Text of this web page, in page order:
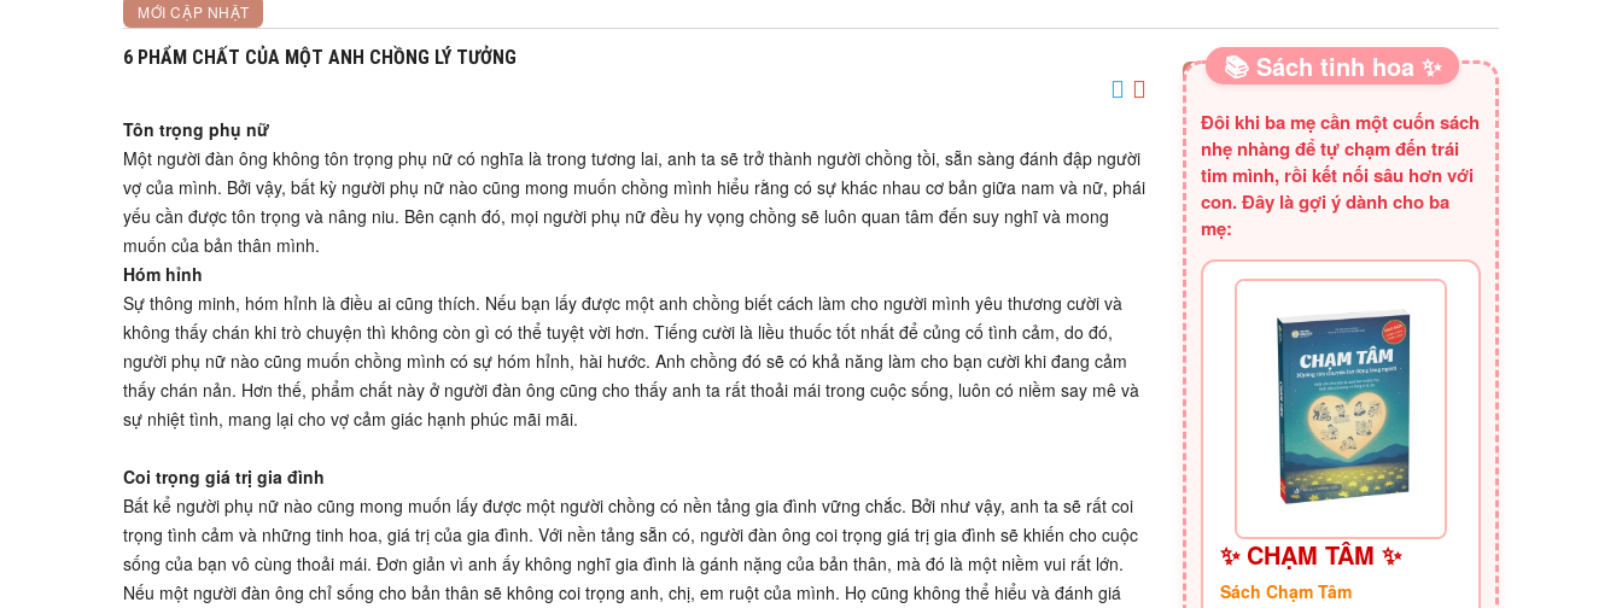
MỚI CẬP NHẬT
6 PHẨM CHẤT CỦA MỘT ANH CHỒNG LÝ TƯỞNG
Tôn trọng phụ nữ
Một người đàn ông không tôn trọng phụ nữ có nghĩa là trong tương lai, anh ta sẽ trở thành người chồng tồi, sẵn sàng đánh đập người
vợ của mình. Bởi vậy, bất kỳ người phụ nữ nào cũng mong muốn chồng mình hiểu rằng có sự khác nhau cơ bản giữa nam và nữ, phái
yếu cần được tôn trọng và nâng niu. Bên cạnh đó, mọi người phụ nữ đều hy vọng chồng sẽ luôn quan tâm đến suy nghĩ và mong
muốn của bản thân mình.
Hóm hỉnh
Sự thông minh, hóm hỉnh là điều ai cũng thích. Nếu bạn lấy được một anh chồng biết cách làm cho người mình yêu thương cười và
không thấy chán khi trò chuyện thì không còn gì có thể tuyệt vời hơn. Tiếng cười là liều thuốc tốt nhất để củng cố tình cảm, do đó,
người phụ nữ nào cũng muốn chồng mình có sự hóm hỉnh, hài hước. Anh chồng đó sẽ có khả năng làm cho bạn cười khi đang cảm
thấy chán nản. Hơn thế, phẩm chất này ở người đàn ông cũng cho thấy anh ta rất thoải mái trong cuộc sống, luôn có niềm say mê và
sự nhiệt tình, mang lại cho vợ cảm giác hạnh phúc mãi mãi.
Coi trọng giá trị gia đình
Bất kể người phụ nữ nào cũng mong muốn lấy được một người chồng có nền tảng gia đình vững chắc. Bởi như vậy, anh ta sẽ rất coi
trọng tình cảm và những tinh hoa, giá trị của gia đình. Với nền tảng sẵn có, người đàn ông coi trọng giá trị gia đình sẽ khiến cho cuộc
sống của bạn vô cùng thoải mái. Đơn giản vì anh ấy không nghĩ gia đình là gánh nặng của bản thân, mà đó là một niềm vui rất lớn.
Nếu một người đàn ông chỉ sống cho bản thân sẽ không coi trọng anh, chị, em ruột của mình. Họ cũng không thể hiểu và đánh giá
SÁCH HAY CHO BA MẸ
📚 Sách tinh hoa ✨
Đôi khi ba mẹ cần một cuốn sách
nhẹ nhàng để tự chạm đến trái
tim mình, rồi kết nối sâu hơn với
con. Đây là gợi ý dành cho ba
mẹ:
✨ CHẠM TÂM ✨
Sách Chạm Tâm